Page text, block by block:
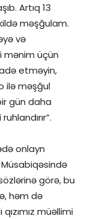
Artıq 13
məşğulam.
və
mənim üçün
etməyin,
ilə məşğul
gün daha
onlayn
görə, bu
həm də
müəllimi